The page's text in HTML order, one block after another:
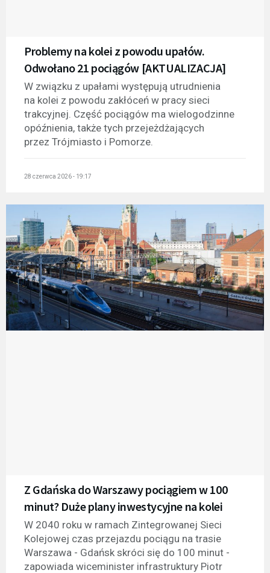
Problemy na kolei z powodu upałów.
Odwołano 21 pociągów [AKTUALIZACJA]
W związku z upałami występują utrudnienia
na kolei z powodu zakłóceń w pracy sieci
trakcyjnej. Część pociągów ma wielogodzinne
opóźnienia, także tych przejeżdżających
przez Trójmiasto i Pomorze.
28 czerwca 2026 - 19:17
Z Gdańska do Warszawy pociągiem w 100
minut? Duże plany inwestycyjne na kolei
W 2040 roku w ramach Zintegrowanej Sieci
Kolejowej czas przejazdu pociągu na trasie
Warszawa - Gdańsk skróci się do 100 minut -
zapowiada wiceminister infrastruktury Piotr